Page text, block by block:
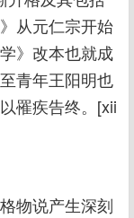
从元仁宗开始
》改本也就成
青年王阳明也
罹疾告终。[xii
物说产生深刻